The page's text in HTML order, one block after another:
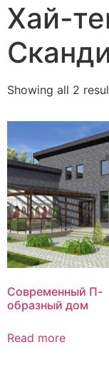
Хай-
Showing all 2
Современный П-
образный дом
Read more